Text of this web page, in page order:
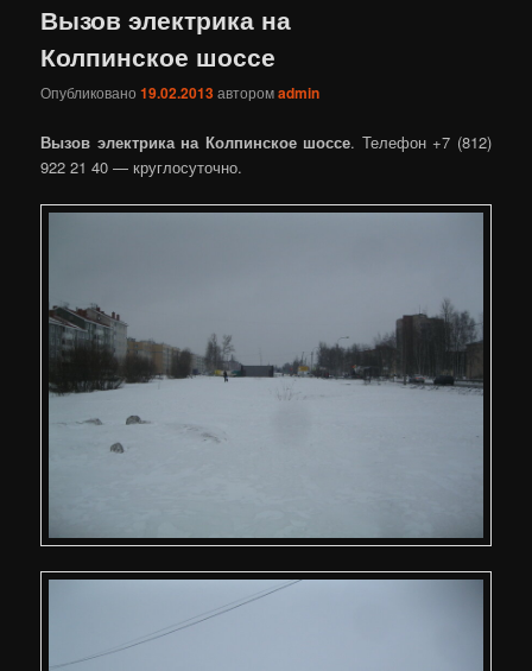
Вызов электрика на
Колпинское шоссе
Опубликовано19.02.2013авторомadmin
Вызов электрика на Колпинское шоссе. Телефон +7 (812)
922 21 40 — круглосуточно.